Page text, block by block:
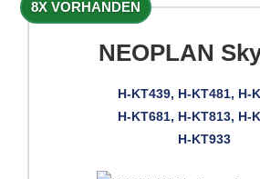
8X VORHANDEN
NEOPLAN
H-KT439, H-KT481, H-
H-KT681, H-KT813, H-
H-KT933